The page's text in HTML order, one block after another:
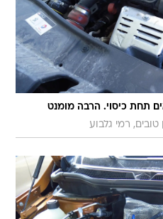
תחת כיסוי. הרבה מומנט
טובים, רמי גלבוע